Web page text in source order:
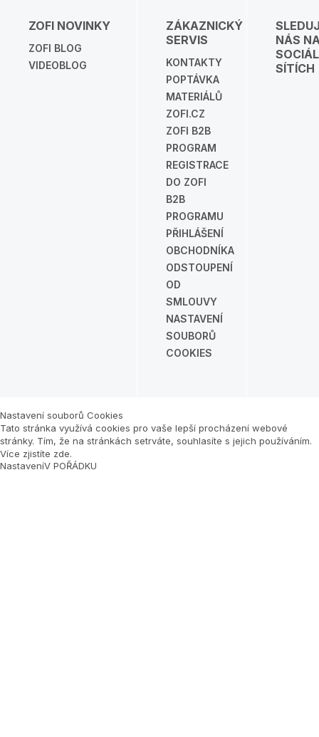
ZOFI NOVINKY
ZOFI BLOG
VIDEOBLOG
ZÁKAZNICKÝ
SERVIS
KONTAKTY
POPTÁVKA
MATERIÁLŮ
ZOFI.CZ
ZOFI B2B
PROGRAM
REGISTRACE
DO ZOFI
B2B
PROGRAMU
PŘIHLÁŠENÍ
OBCHODNÍKA
ODSTOUPENÍ
OD
SMLOUVY
NASTAVENÍ
SOUBORŮ
COOKIES
NÁS
SÍTÍCH
Nastavení souborů Cookies
Tato stránka využívá cookies pro vaše lepší procházení webové
stránky. Tím, že na stránkách setrváte, souhlasíte s jejich používáním.
Více zjistíte zde.
NastaveníV POŘÁDKU